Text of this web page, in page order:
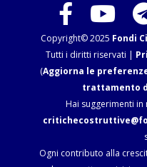
Copyright© 2025 Fondi
Tutti i diritti riservati |
(Aggiorna le
trattamento
Hai suggerimenti in
Ogni contributo alla